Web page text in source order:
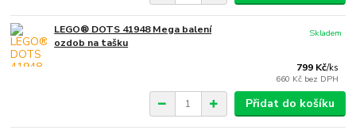
LEGO® DOTS 41948 Mega balení
ozdob na tašku
799 Kč/ks
660 Kč bez DPH
Skladem
Přidat do košíku